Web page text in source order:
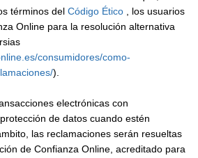
términos del Código Ético , los usuarios
Online para la resolución alternativa
consumidores/como-
).
electrónicas con
de datos cuando estén
las reclamaciones serán resueltas
de Confianza Online, acreditado para